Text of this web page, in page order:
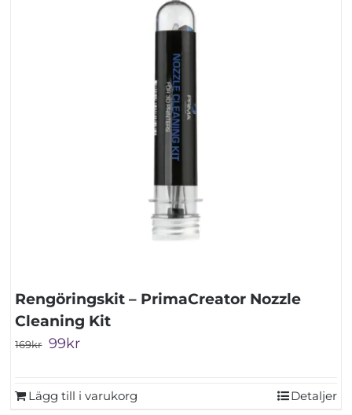
Rengöringskit – PrimaCreator Nozzle
Cleaning Kit
169kr Det
var:
99krDet
är:
Lägg till i varukorg Detaljer